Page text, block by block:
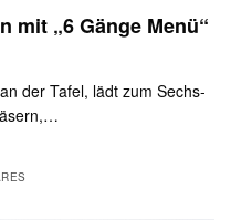
mit „6 Gänge Menü“
der Tafel, lädt zum Sechs-